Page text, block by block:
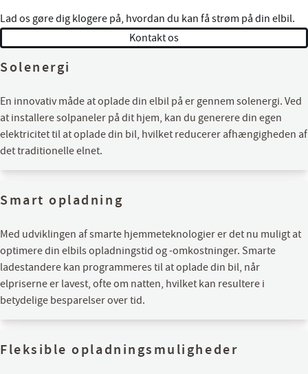
Lad os gøre dig klogere på, hvordan du kan få strøm på din elbil.
Kontakt os
Solenergi
En innovativ måde at oplade din elbil på er gennem solenergi. Ved
at installere solpaneler på dit hjem, kan du generere din egen
elektricitet til at oplade din bil, hvilket reducerer afhængigheden af
det traditionelle elnet.
Smart opladning
Med udviklingen af smarte hjemmeteknologier er det nu muligt at
optimere din elbils opladningstid og -omkostninger. Smarte
ladestandere kan programmeres til at oplade din bil, når
elpriserne er lavest, ofte om natten, hvilket kan resultere i
betydelige besparelser over tid.
Fleksible opladningsmuligheder